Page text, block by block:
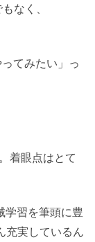
なく、
てみたい」っ
着眼点はとて
学習を筆頭に豊
充実しているん